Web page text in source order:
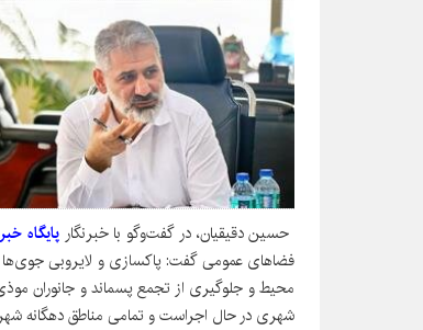
حسین دقیقیان، در گفت‌وگو با خبرنگار پایگاه
فضاهای عمومی گفت: پاکسازی و لایروبی
محیط و جلوگیری از تجمع پسماند و جانوران
شهری در حال اجراست و تمامی مناطق دهگانه